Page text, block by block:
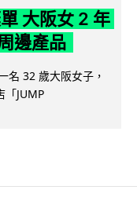
大阪女 2 年
邊產品
名 32 歲大阪女子，
「JUMP